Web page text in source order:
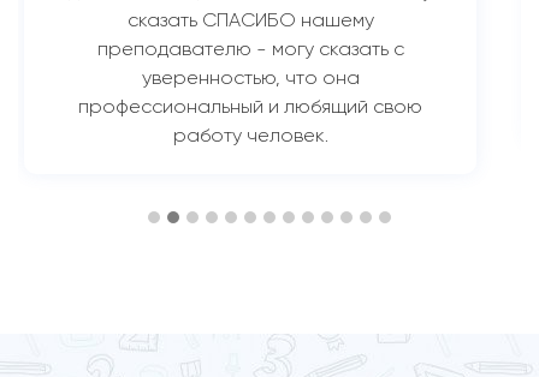
именно привлекает работа связанная с
маникюром. Решила найти подходящие
курсы и нисколько не жалею , что прошла
обучение именно…